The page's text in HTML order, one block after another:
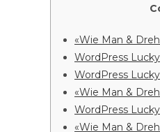
«Wie Man &
WordPress
WordPress
«Wie Man &
WordPress
«Wie Man &